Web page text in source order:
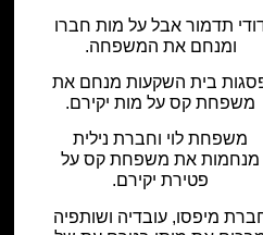
תדמור אבל על מות חברו
ומנחם את המשפחה.
בית השקעות מנחם את
משפחת קס על מות יקירם.
משפחת לוי וחברת נילית
מנחמות את משפחת קס על
פטירת יקירם.
מיפסו, עובדיה ושותפיה